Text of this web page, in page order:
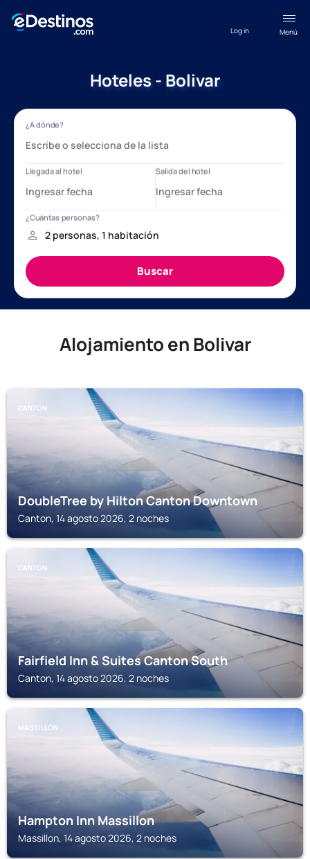
Menú
Log in
Hoteles - Bolivar
Alojamiento en Bolivar
CANTON
DoubleTree by Hilton Canton Downtown
Canton, 14 agosto 2026, 2 noches
CANTON
Fairfield Inn & Suites Canton South
Canton, 14 agosto 2026, 2 noches
MASSILLON
Hampton Inn Massillon
Massillon, 14 agosto 2026, 2 noches